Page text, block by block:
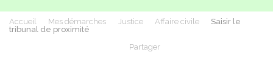
Accueil Mes démarches Justice Affaire civile
Saisir le
tribunal de proximité
Partager